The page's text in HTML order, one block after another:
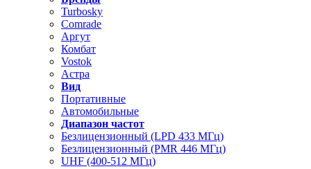
Turbosky
Comrade
Аргут
Комбат
Vostok
Астра
Вид
Портативные
Автомобильные
Диапазон частот
Безлицензионный (LPD 433 МГц)
Безлицензионный (PMR 446 МГц)
UHF (400-512 МГц)